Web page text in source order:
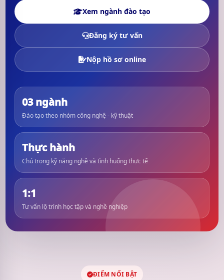
Xem ngành đào tạo
Đăng ký tư vấn
Nộp hồ sơ online
03 ngành
Đào tạo theo nhóm công nghệ - kỹ thuật
Thực hành
Chú trọng kỹ năng nghề và tình huống thực tế
1:1
Tư vấn lộ trình học tập và nghề nghiệp
ĐIỂM NỔI BẬT